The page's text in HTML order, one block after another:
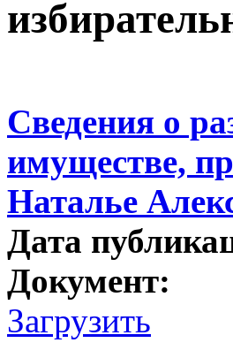
Сведения о
имуществе,
Наталье
Дата
Документ:
Загрузить